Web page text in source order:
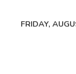
FRIDAY,